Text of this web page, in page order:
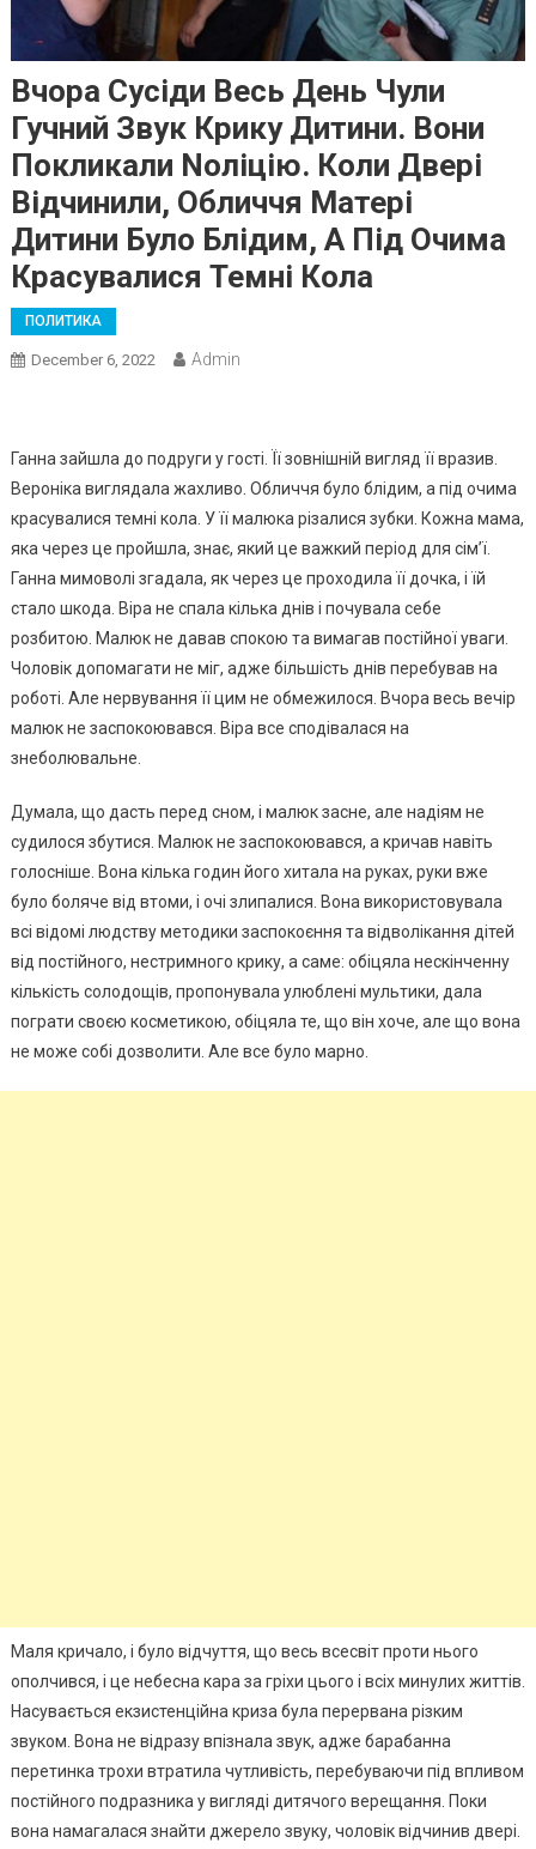
Вчора Сусіди Весь День Чули
Гучний Звук Крику Дитини. Вони
Покликали Nоліцію. Коли Двері
Відчинили, Обличчя Матері
Дитини Було Блідим, А Під Очима
Красувалися Темні Кола
ПОЛИТИКА
December 6, 2022 Admin
Ганна зайшла до подруги у гості. Її зовнішній вигляд її вразив.
Вероніка виглядала жахливо. Обличчя було блідим, а під очима
красувалися темні кола. У її малюка різалися зубки. Кожна мама,
яка через це пройшла, знає, який це важкий період для сім’ї.
Ганна мимоволі згадала, як через це проходила її дочка, і їй
стало шкода. Віра не спала кілька днів і почувала себе
розбитою. Малюк не давав спокою та вимагав постійної уваги.
Чоловік допомагати не міг, адже більшість днів перебував на
роботі. Але нервування її цим не обмежилося. Вчора весь вечір
малюк не заспокоювався. Віра все сподівалася на
знеболювальне.
Думала, що дасть перед сном, і малюк засне, але надіям не
судилося збутися. Малюк не заспокоювався, а кричав навіть
голосніше. Вона кілька годин його хитала на руках, руки вже
було боляче від втоми, і очі злипалися. Вона використовувала
всі відомі людству методики заспокоєння та відволікання дітей
від постійного, нестримного крику, а саме: обіцяла нескінченну
кількість солодощів, пропонувала улюблені мультики, дала
пограти своєю косметикою, обіцяла те, що він хоче, але що вона
не може собі дозволити. Але все було марно.
Маля кричало, і було відчуття, що весь всесвіт проти нього
ополчився, і це небесна кара за гріхи цього і всіх минулих життів.
Насувається екзистенційна криза була перервана різким
звуком. Вона не відразу впізнала звук, адже барабанна
перетинка трохи втратила чутливість, перебуваючи під впливом
постійного подразника у вигляді дитячого верещання. Поки
вона намагалася знайти джерело звуку, чоловік відчинив двері.